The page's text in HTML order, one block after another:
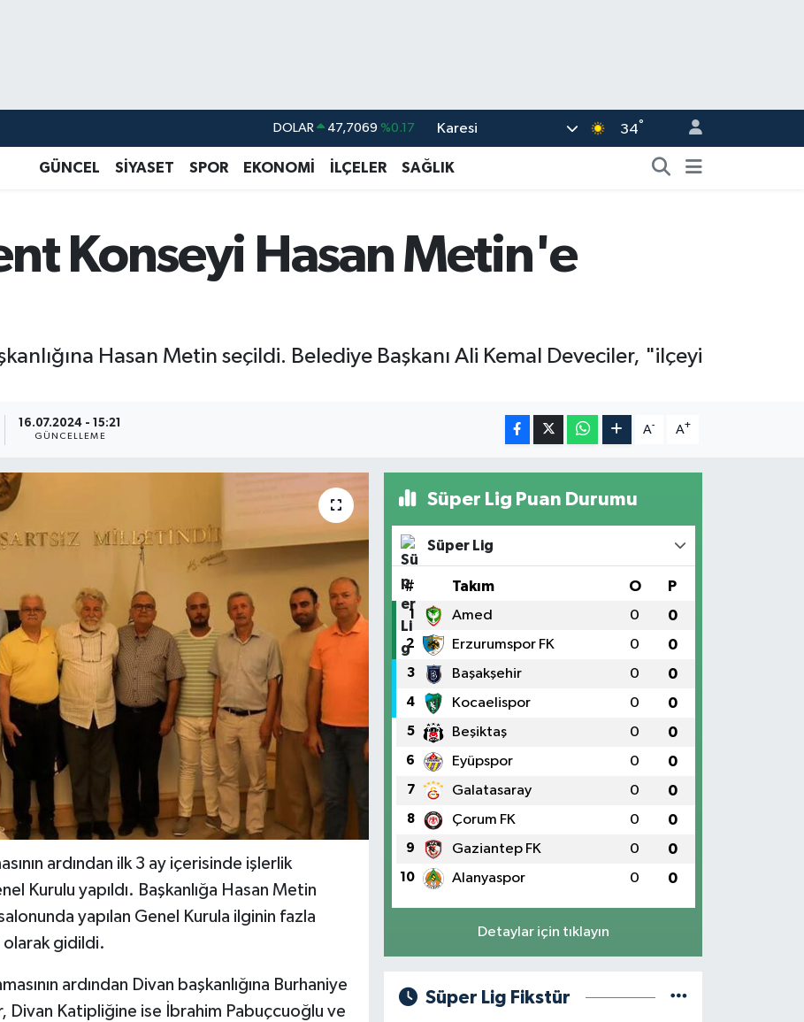
DOLAR 47,7069 %0.17
EURO 55,0265 %0.01
BİST100 13.887 %64
Karesi 34°
GÜNCEL SİYASET SPOR EKONOMİ İLÇELER SAĞLIK
Konseyi Hasan Metin'e
Hasan Metin seçildi. Belediye Başkanı Ali Kemal Deveciler, "ilçeyi
16.07.2024 - 15:21
GÜNCELLEME
A- A+
ardından ilk 3 ay içerisinde işlerlik
Kurulu yapıldı. Başkanlığa Hasan Metin
yapılan Genel Kurula ilginin fazla
gidildi.
ardından Divan başkanlığına Burhaniye
Divan Katipliğine ise İbrahim Pabuçcuoğlu ve
Süper Lig Puan Durumu
Süper Lig
# Takım O P
1 Amed 0 0
2 Erzurumspor FK 0 0
3 Başakşehir 0 0
4 Kocaelispor 0 0
5 Beşiktaş 0 0
6 Eyüpspor 0 0
7 Galatasaray 0 0
8 Çorum FK 0 0
9 Gaziantep FK 0 0
10 Alanyaspor 0 0
Detaylar için tıklayın
Süper Lig Fikstür